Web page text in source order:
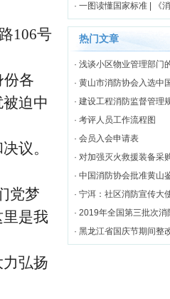
106号
份各
迫中
议。
党梦
是我
弘扬
质提升行动
· 一图读懂国家标准 | 《
第3部分：设置要求》
热门文章
· 浅谈小区物业管理部门
工作模式
· 黄山市消防协会入选中
一届理事单位
· 建设工程消防监督管理
· 考评人员工作流程图
· 会员入会申请表
· 对加强灭火救援装备采
几点思考
· 中国消防协会批准黄山
· 宁洱：社区消防宣传大
务”[图]
· 2019年全国第三批次
工种职业技能鉴定理论
· 黑龙江省国庆节期间整